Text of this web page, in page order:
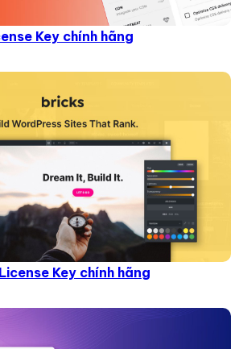
Key chính hãng
Key chính hãng